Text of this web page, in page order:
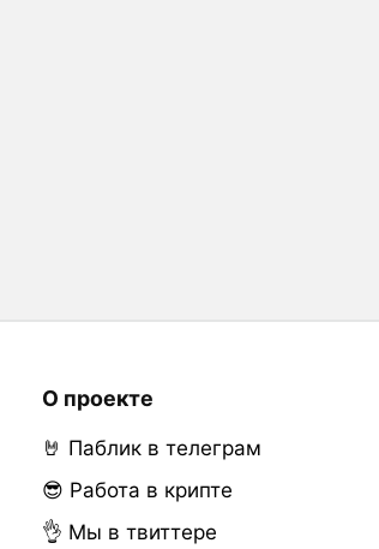
О проекте
🤘 Паблик в телеграм
😎 Работа в крипте
👌 Мы в твиттере